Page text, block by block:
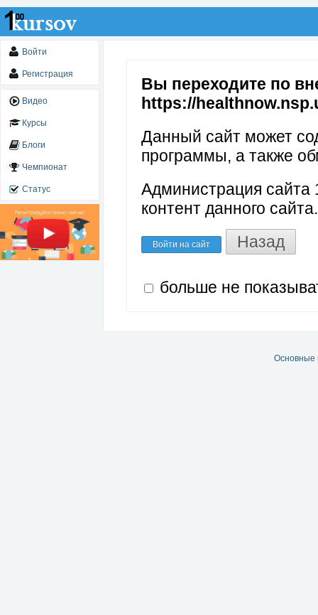
Войти
Регистрация
Видео
Курсы
Блоги
Чемпионат
Статус
Вы переходите по
https://
Данный сайт может
программы, а также
Администрация сайта
контент данного сайта.
Войти на сайт Назад
больше не
Основные